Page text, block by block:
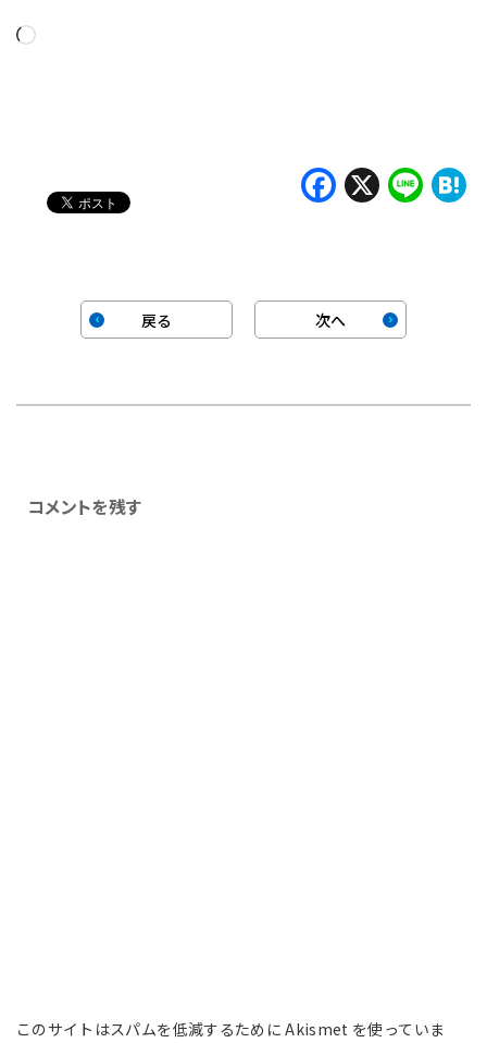
読
X
戻る 次へ
コメントを残す
このサイトはスパムを低減するために Akismet を使っていま